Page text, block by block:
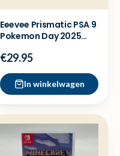
Eeevee Prismatic PSA 9
Pokemon Day 2025
€29.95
In winkelwagen